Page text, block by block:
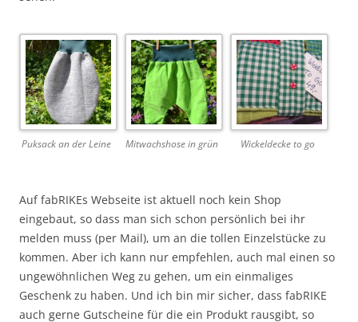
Puksack an der Leine Mitwachshose in grün Wickeldecke to go
Auf fabRIKEs Webseite ist aktuell noch kein Shop
eingebaut, so dass man sich schon persönlich bei ihr
melden muss (per Mail), um an die tollen Einzelstücke zu
kommen. Aber ich kann nur empfehlen, auch mal einen so
ungewöhnlichen Weg zu gehen, um ein einmaliges
Geschenk zu haben. Und ich bin mir sicher, dass fabRIKE
auch gerne Gutscheine für die ein Produkt rausgibt, so